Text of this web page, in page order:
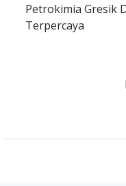
Petrokimia Gresik
Terpercaya